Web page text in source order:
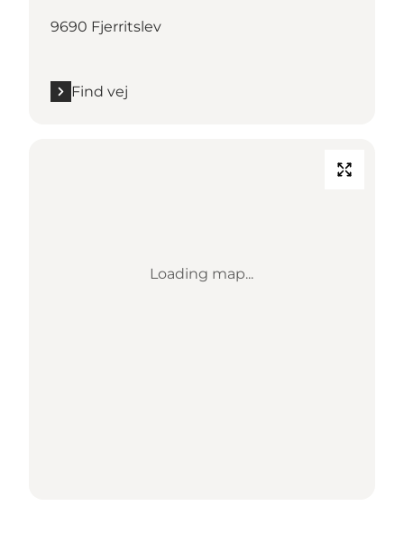
9690 Fjerritslev
Find vej
Loading map...